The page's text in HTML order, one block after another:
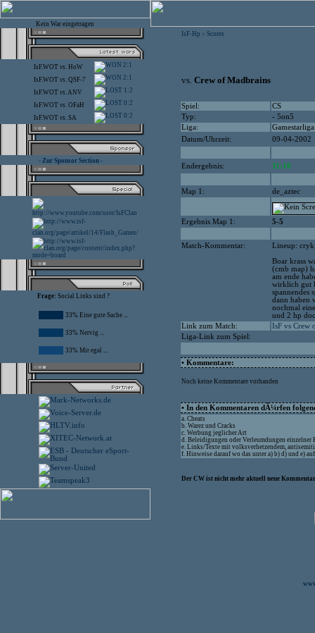
Kein War eingetragen
IsF.WOT vs. HoW 2:1
IsF.WOT vs. QSF-7 2:1
IsF.WOT vs.ANV 1:2
IsF.WOT vs. OFaH 0:2
IsF.WOT vs. SA 0:2
- Zur Sponsor Section -
Frage: Social Links sind ?
33% Eine gute Sache ...
33% Nervig ...
33% Mir egal ...
IsF-Hp > Scores
vs. Crew of Madbrains
Spiel:
CS
Typ:
- 5on5
Liga:
Datum/Uhrzeit:
09-04-2002
Endergebnis: 11:10
Map 1: de_aztec
Ergebnis Map 1: 5-5
Match-Kommentar:
Lineup:
Boar krass
(cmb map)
am ende
wirklich gut
spannendes
dann haben
nochmal
und 2 hp
Link zum Match:
IsF vs Crew
Liga-Link zum Spiel:
• Kommentare:
Noch keine Kommentare vorhanden
• In den Kommentaren dÃ¼rfen
a. Cheats
b. Warez und Cracks
c. Werbung jeglicher Art
d. Beleidigungen oder Verleumdungen einzelner
e. Links/Texte mit volksverhetzendem,
f. Hinweise darauf wo das unter a) b) d) und e)
Der CW ist nicht mehr aktuell neue